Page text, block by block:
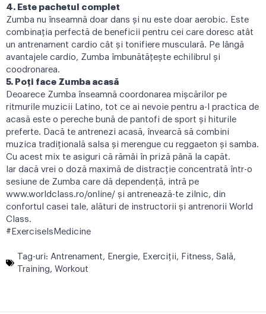
4. Este pachetul complet
Zumba nu înseamnă doar dans și nu este doar aerobic. Este
combinația perfectă de beneficii pentru cei care doresc atât
un antrenament cardio cât și tonifiere musculară. Pe lângă
avantajele cardio, Zumba îmbunătățește echilibrul și
coodronarea.
5. Poți face Zumba acasă
Deoarece Zumba înseamnă coordonarea mișcărilor pe
ritmurile muzicii Latino, tot ce ai nevoie pentru a-l practica de
acasă este o pereche bună de pantofi de sport și hiturile
preferte. Dacă te antrenezi acasă, învearcă să combini
muzica tradițională salsa și merengue cu reggaeton și samba.
Cu acest mix te asiguri că rămâi în priză până la capăt.
Iar dacă vrei o doză maximă de distracție concentrată într-o
sesiune de Zumba care dă dependență, intră pe
www.worldclass.ro/online/ și antrenează-te zilnic, din
confortul casei tale, alături de instructorii și antrenorii World
Class.
#ExerciseIsMedicine
Tag-uri: Antrenament, Energie, Exerciţii, Fitness, Sală,
Training, Workout